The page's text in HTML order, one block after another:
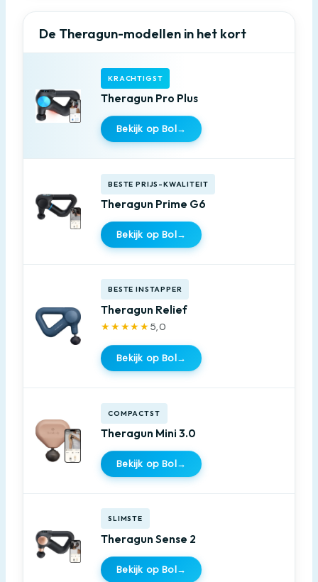
De Theragun-modellen in het kort
KRACHTIGST
Theragun Pro Plus
Bekijk op Bol→
BESTE PRIJS-KWALITEIT
Theragun Prime G6
Bekijk op Bol→
BESTE INSTAPPER
Theragun Relief
★★★★★5,0
Bekijk op Bol→
COMPACTST
Theragun Mini 3.0
Bekijk op Bol→
SLIMSTE
Theragun Sense 2
Bekijk op Bol→